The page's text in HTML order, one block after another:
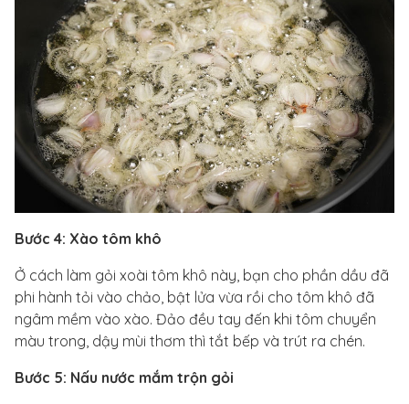
Bước 4: Xào tôm khô
Ở cách làm gỏi xoài tôm khô này, bạn cho phần dầu đã
phi hành tỏi vào chảo, bật lửa vừa rồi cho tôm khô đã
ngâm mềm vào xào. Đảo đều tay đến khi tôm chuyển
màu trong, dậy mùi thơm thì tắt bếp và trút ra chén.
Bước 5: Nấu nước mắm trộn gỏi